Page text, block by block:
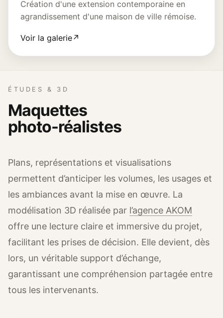
Création d'une extension contemporaine en
agrandissement d'une maison de ville rémoise.
Voir la galerie↗
ÉTUDES & 3D
Maquettes
photo-réalistes
Plans, représentations et visualisations
permettent d’anticiper les volumes, les usages et
les ambiances avant la mise en œuvre. La
modélisation 3D réalisée par l’agence AKOM
offre une lecture claire et immersive du projet,
facilitant les prises de décision. Elle devient, dès
lors, un véritable support d’échange,
garantissant une compréhension partagée entre
tous les intervenants.